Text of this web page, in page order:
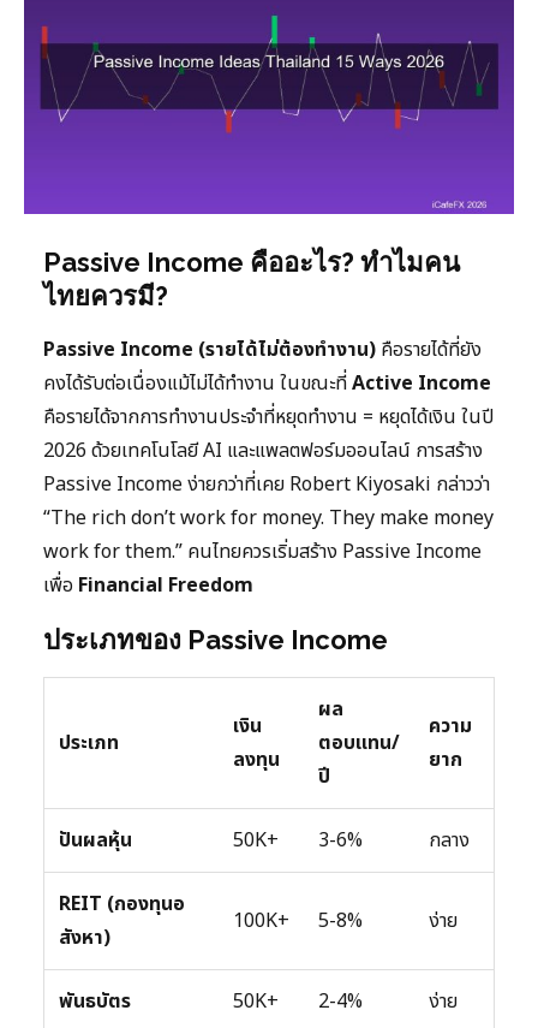
Passive Income คืออะไร? ทำไมคน
ไทยควรมี?
Passive Income (รายได้ไม่ต้องทำงาน) คือรายได้ที่ยัง
คงได้รับต่อเนื่องแม้ไม่ได้ทำงาน ในขณะที่Active Income
คือรายได้จากการทำงานประจำที่หยุดทำงาน = หยุดได้เงิน ในปี
2026 ด้วยเทคโนโลยี AI และแพลตฟอร์มออนไลน์ การสร้าง
Passive Income ง่ายกว่าที่เคย Robert Kiyosaki กล่าวว่า
“The rich don’t work for money. They make money
work for them.” คนไทยควรเริ่มสร้าง Passive Income
เพื่อ Financial Freedom
ประเภทของ Passive Income
ประเภท
เงิน
ลงทุน
ผล
ตอบแทน/
ปี
ความ
ยาก
ปันผลหุ้น 50K+ 3-6% กลาง
REIT (กองทุนอ
สังหา)
100K+ 5-8% ง่าย
พันธบัตร 50K+ 2-4% ง่าย